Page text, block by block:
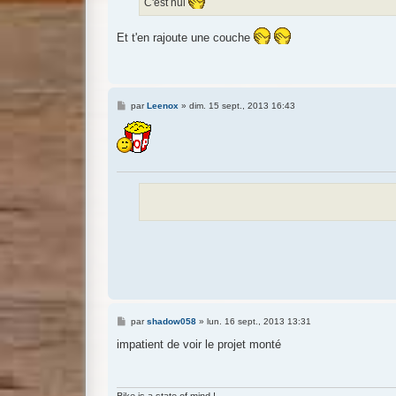
C'est nul
Et t'en rajoute une couche
M
s
s
a
parLeenox » dim. 15 sept., 2013 16:43
M
s
s
parshadow058» lun. 16 sept., 2013 13:31
impatient de voir le projet monté